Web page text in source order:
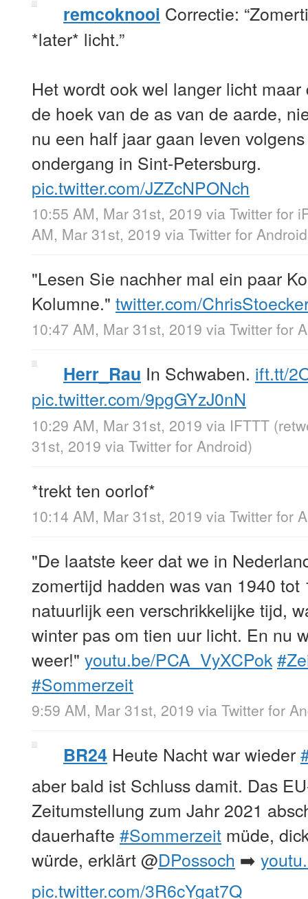
remcoknooi Correctie:
*later* licht.”
Het wordt ook wel langer licht
de hoek van de as van de aarde,
nu een half jaar gaan leven
ondergang in Sint-Petersburg.
pic.twitter.com/JZZcNPONch
10:55 AM, Mar 31st, 2019 via Twitter for
AM, Mar 31st, 2019 via Twitter for Android
"Lesen Sie nachher mal ein paar
Kolumne." twitter.com/
10:47 AM, Mar 31st, 2019 via Twitter for
Herr_Rau In Schwaben. ift.tt/
pic.twitter.com/9pgGYzJ0nN
10:29 AM, Mar 31st, 2019 via IFTTT
31st, 2019 via Twitter for Android)
*trekt ten oorlof*
10:14 AM, Mar 31st, 2019 via Twitter for
"De laatste keer dat we in
zomertijd hadden was van 1940 tot
natuurlijk een verschrikkelijke tijd,
winter pas om tien uur licht. En nu
weer!" youtu.be/PCA_VyXCPok
#Sommerzeit
9:59 AM, Mar 31st, 2019 via Twitter for
BR24 Heute Nacht war wieder
aber bald ist Schluss damit. Das
Zeitumstellung zum Jahr 2021
dauerhafte #Sommerzeit müde,
würde, erklärt@DPossoch ➡️
pic.twitter.com/3R6cYgat7Q